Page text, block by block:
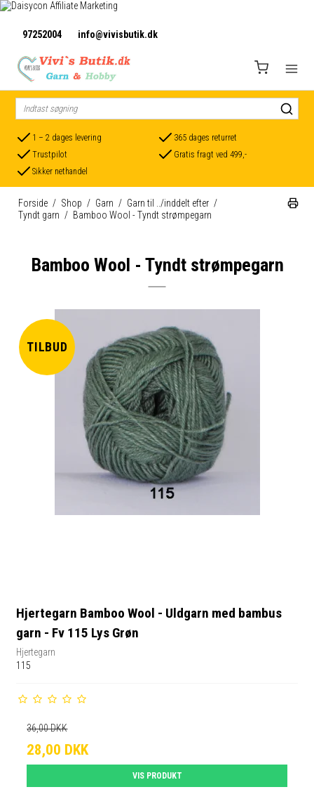
97252004 info@vivisbutik.dk
1 – 2 dages levering
365 dages returret
Trustpilot
Gratis fragt ved 499,-
Sikker nethandel
Forside / Shop / Garn / Garn til ../inddelt efter /
Tyndt garn / Bamboo Wool - Tyndt strømpegarn
Bamboo Wool - Tyndt strømpegarn
TILBUD
Hjertegarn Bamboo Wool - Uldgarn med bambus
garn - Fv 115 Lys Grøn
Hjertegarn
115
36,00 DKK
28,00 DKK
VIS PRODUKT